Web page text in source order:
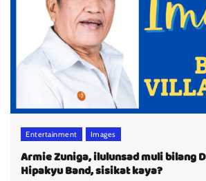
Entertainment Images
Armie Zuniga, ilulunsad muli bilang
Hipakyu Band, sisikat kaya?